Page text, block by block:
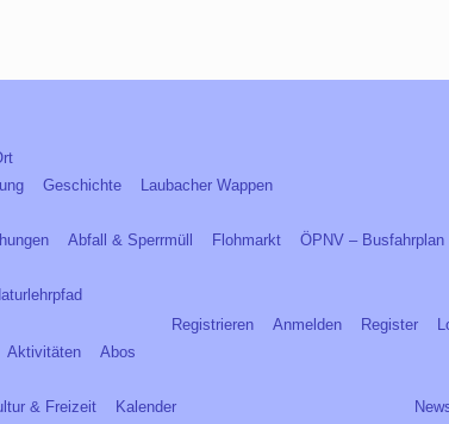
Geschichte
Laubacher Wappen
Abfall & Sperrmüll Flohmarkt ÖPNV – Busfahrplan
Aktivitäten Abos
Registrieren Anmelden Register
& Freizeit
Kalender